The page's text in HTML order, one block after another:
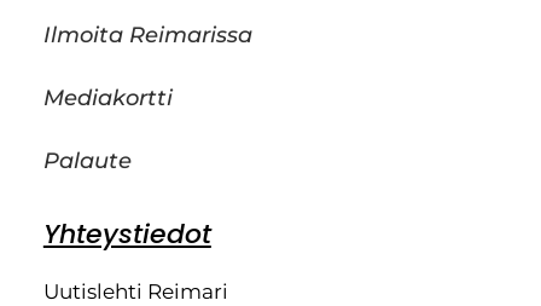
Ilmoita Reimarissa
Mediakortti
Palaute
Yhteystiedot
Uutislehti Reimari